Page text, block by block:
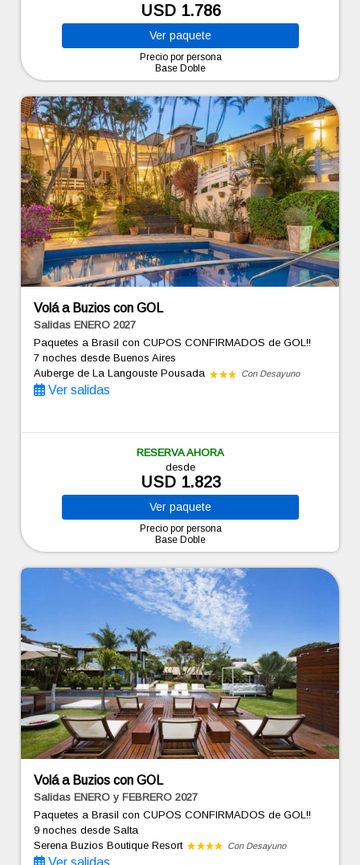
USD 1.786
Ver paquete
Precio por persona
Base Doble
Volá a Buzios con GOL
Salidas ENERO 2027
Paquetes a Brasil con CUPOS CONFIRMADOS de GOL!!
7 nochesdesde Buenos Aires
Auberge de La Langouste Pousada
Con Desayuno
Ver salidas
RESERVA AHORA
desde
USD 1.823
Ver paquete
Precio por persona
Base Doble
Volá a Buzios con GOL
Salidas ENERO y FEBRERO 2027
Paquetes a Brasil con CUPOS CONFIRMADOS de GOL!!
9 nochesdesde Salta
Serena Buzios Boutique Resort
Con Desayuno
Ver salidas